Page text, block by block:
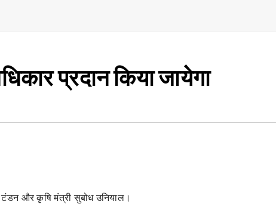
प्रदान किया जायेगा
और कृषि मंत्री सुबोध उनियाल।